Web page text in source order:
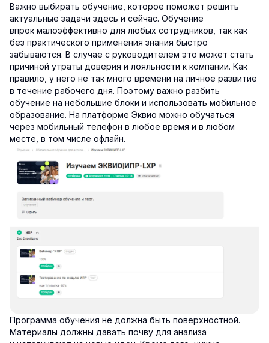
Важно выбирать обучение, которое поможет решить
актуальные задачи здесь и сейчас. Обучение
впрок малоэффективно для любых сотрудников, так как
без практического применения знания быстро
забываются. В случае с руководителем это может стать
причиной утраты доверия и лояльности к компании. Как
правило, у него не так много времени на личное развитие
в течение рабочего дня. Поэтому важно разбить
обучение на небольшие блоки и использовать мобильное
образование. На платформе Эквио можно обучаться
через мобильный телефон в любое время и в любом
месте, в том числе офлайн.
Программа обучения не должна быть поверхностной.
Материалы должны давать почву для анализа